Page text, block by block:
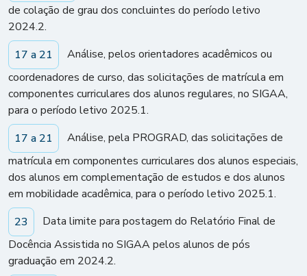
de colação de grau dos concluintes do período letivo
2024.2.
17 a 21
Análise, pelos orientadores acadêmicos ou
coordenadores de curso, das solicitações de matrícula em
componentes curriculares dos alunos regulares, no SIGAA,
para o período letivo 2025.1.
17 a 21
Análise, pela PROGRAD, das solicitações de
matrícula em componentes curriculares dos alunos especiais,
dos alunos em complementação de estudos e dos alunos
em mobilidade acadêmica, para o período letivo 2025.1.
23
Data limite para postagem do Relatório Final de
Docência Assistida no SIGAA pelos alunos de pós
graduação em 2024.2.